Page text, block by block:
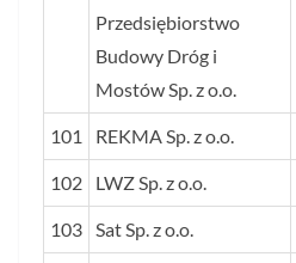
Przedsiębiorstwo
Budowy Dróg i
Mostów Sp. z o.o.
101 REKMA Sp. z o.o.
102 LWZ Sp. z o.o.
103 Sat Sp. z o.o.